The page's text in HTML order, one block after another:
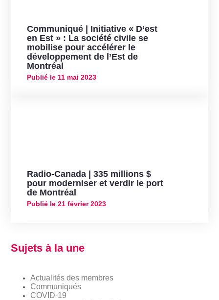
Communiqué | Initiative « D’est
en Est » : La société civile se
mobilise pour accélérer le
développement de l’Est de
Montréal
Publié le11 mai 2023
Radio-Canada | 335 millions $
pour moderniser et verdir le port
de Montréal
Publié le21 février 2023
Sujets à la une
Actualités des membres
Communiqués
COVID-19